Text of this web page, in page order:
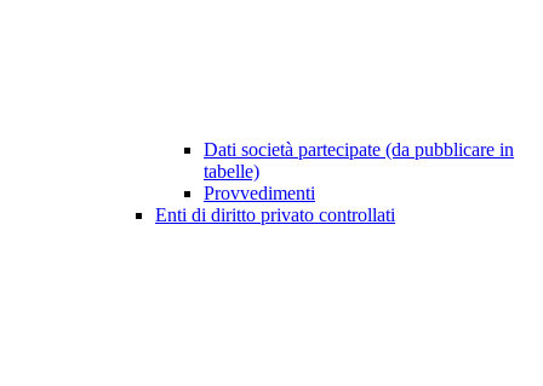
Dati società partecipate (da pubblicare in
tabelle)
Provvedimenti
Enti di diritto privato controllati